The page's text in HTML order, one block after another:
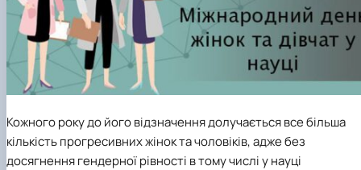
Кожного року до його відзначення долучається все більша
кількість прогресивних жінок та чоловіків, адже без
досягнення гендерної рівності в тому числі у науці